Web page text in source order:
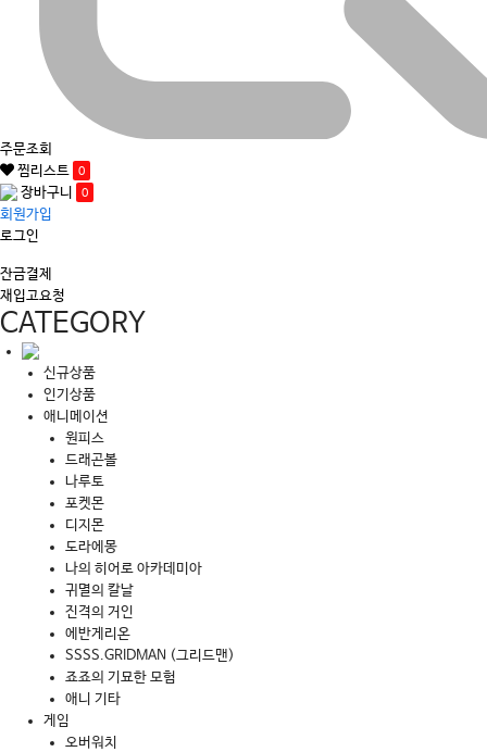
주문조회
찜리스트
0
장바구니 0
회원가입
로그인
잔금결제
재입고요청
CATEGORY
신규상품
인기상품
애니메이션
원피스
드래곤볼
나루토
포켓몬
디지몬
도라에몽
나의 히어로 아카데미아
귀멸의 칼날
진격의 거인
에반게리온
SSSS.GRIDMAN (그리드맨)
죠죠의 기묘한 모험
애니 기타
게임
오버워치